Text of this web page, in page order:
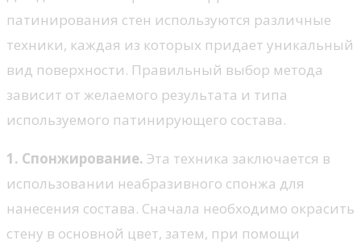
патинирования стен используются различные
техники, каждая из которых придает уникальный
вид поверхности. Правильный выбор метода
зависит от желаемого результата и типа
используемого патинирующего состава.
1. Спонжирование. Эта техника заключается в
использовании неабразивного спонжа для
нанесения состава. Сначала необходимо окрасить
стену в основной цвет, затем, при помощи